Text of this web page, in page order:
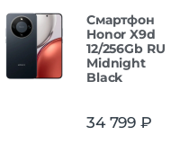
Смартфон
Honor X9d
12/256Gb RU
Midnight
Black
34 799 ₽